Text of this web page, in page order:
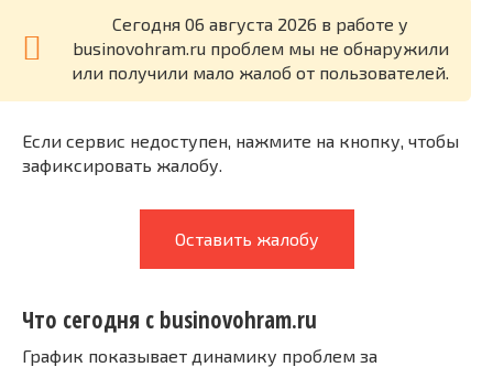
Cегодня 06 августа 2026 в работе у
businovohram.ru проблем мы не обнаружили
или получили мало жалоб от пользователей.
Если сервис недоступен, нажмите на кнопку, чтобы
зафиксировать жалобу.
Оставить жалобу
Что сегодня с businovohram.ru
График показывает динамику проблем за